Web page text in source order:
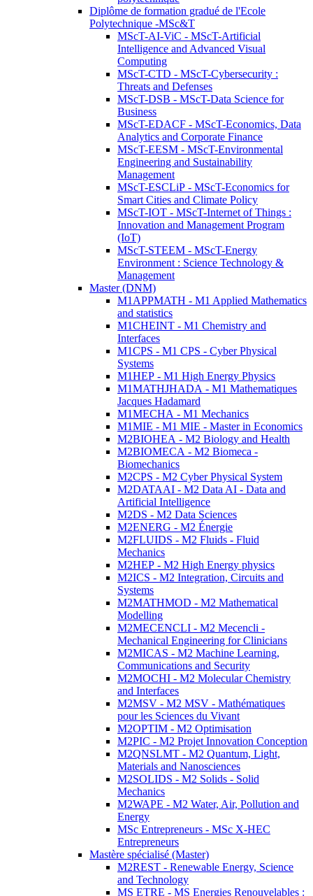
Diplôme de formation gradué de l'Ecole
Polytechnique -MSc&T
MScT-AI-ViC - MScT-Artificial
Intelligence and Advanced Visual
Computing
MScT-CTD - MScT-Cybersecurity :
Threats and Defenses
MScT-DSB - MScT-Data Science for
Business
MScT-EDACF - MScT-Economics, Data
Analytics and Corporate Finance
MScT-EESM - MScT-Environmental
Engineering and Sustainability
Management
MScT-ESCLiP - MScT-Economics for
Smart Cities and Climate Policy
MScT-IOT - MScT-Internet of Things :
Innovation and Management Program
(IoT)
MScT-STEEM - MScT-Energy
Environment : Science Technology &
Management
Master (DNM)
M1APPMATH - M1 Applied Mathematics
and statistics
M1CHEINT - M1 Chemistry and
Interfaces
M1CPS - M1 CPS - Cyber Physical
Systems
M1HEP - M1 High Energy Physics
M1MATHJHADA - M1 Mathematiques
Jacques Hadamard
M1MECHA - M1 Mechanics
M1MIE - M1 MIE - Master in Economics
M2BIOHEA - M2 Biology and Health
M2BIOMECA - M2 Biomeca -
Biomechanics
M2CPS - M2 Cyber Physical System
M2DATAAI - M2 Data AI - Data and
Artificial Intelligence
M2DS - M2 Data Sciences
M2ENERG - M2 Énergie
M2FLUIDS - M2 Fluids - Fluid
Mechanics
M2HEP - M2 High Energy physics
M2ICS - M2 Integration, Circuits and
Systems
M2MATHMOD - M2 Mathematical
Modelling
M2MECENCLI - M2 Mecencli -
Mechanical Engineering for Clinicians
M2MICAS - M2 Machine Learning,
Communications and Security
M2MOCHI - M2 Molecular Chemistry
and Interfaces
M2MSV - M2 MSV - Mathématiques
pour les Sciences du Vivant
M2OPTIM - M2 Optimisation
M2PIC - M2 Projet Innovation Conception
M2QNSLMT - M2 Quantum, Light,
Materials and Nanosciences
M2SOLIDS - M2 Solids - Solid
Mechanics
M2WAPE - M2 Water, Air, Pollution and
Energy
MSc Entrepreneurs - MSc X-HEC
Entrepreneurs
Mastère spécialisé (Master)
M2REST - Renewable Energy, Science
and Technology
MS ETRE - MS Energies Renouvelables :